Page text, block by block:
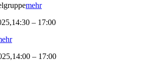
mehr
– 17:00
– 17:00